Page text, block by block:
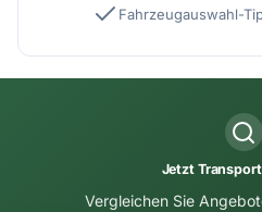
Fahrzeugauswahl-
Jetzt
Vergleichen Sie